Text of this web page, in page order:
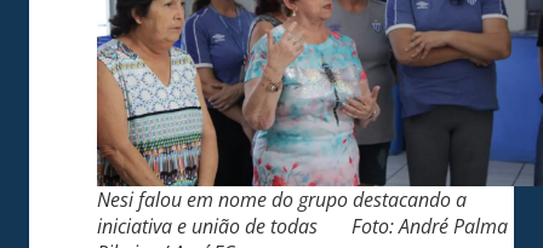
Nesi falou em nome do grupo destacando a
iniciativa e união de todas Foto: André Palma